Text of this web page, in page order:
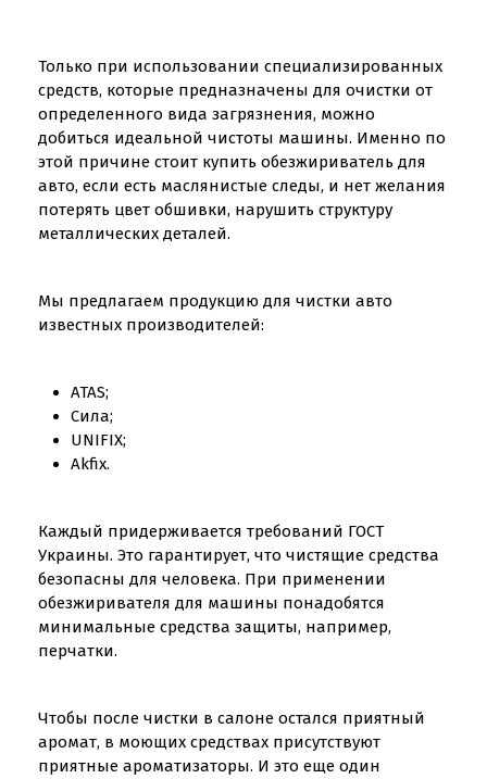
Только при использовании специализированных
средств, которые предназначены для очистки от
определенного вида загрязнения, можно
добиться идеальной чистоты машины. Именно по
этой причине стоит купить обезжириватель для
авто, если есть маслянистые следы, и нет желания
потерять цвет обшивки, нарушить структуру
металлических деталей.
Мы предлагаем продукцию для чистки авто
известных производителей:
ATAS;
Сила;
UNIFIX;
Akfix.
Каждый придерживается требований ГОСТ
Украины. Это гарантирует, что чистящие средства
безопасны для человека. При применении
обезжиривателя для машины понадобятся
минимальные средства защиты, например,
перчатки.
Чтобы после чистки в салоне остался приятный
аромат, в моющих средствах присутствуют
приятные ароматизаторы. И это еще один